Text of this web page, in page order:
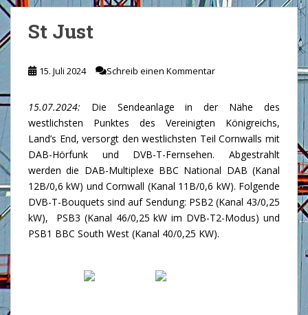
St Just
15. Juli 2024 Schreib einen Kommentar
15.07.2024: Die Sendeanlage in der Nähe des
westlichsten Punktes des Vereinigten Königreichs,
Land’s End, versorgt den westlichsten Teil Cornwalls mit
DAB-Hörfunk und DVB-T-Fernsehen. Abgestrahlt
werden die DAB-Multiplexe BBC National DAB (Kanal
12B/0,6 kW) und Cornwall (Kanal 11B/0,6 kW). Folgende
DVB-T-Bouquets sind auf Sendung: PSB2 (Kanal 43/0,25
kW), PSB3 (Kanal 46/0,25 kW im DVB-T2-Modus) und
PSB1 BBC South West (Kanal 40/0,25 KW).